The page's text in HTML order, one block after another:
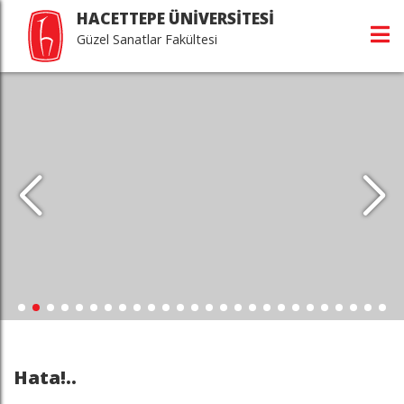
HACETTEPE ÜNİVERSİTESİ
Güzel Sanatlar Fakültesi
Hata!..